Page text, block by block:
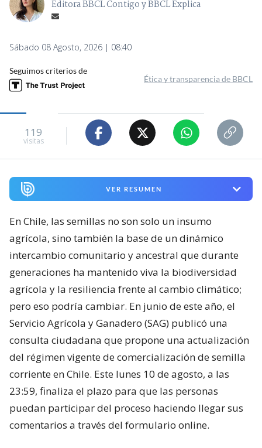
Editora BBCL Contigo y BBCL Explica
Sábado 08 Agosto, 2026 | 08:40
Seguimos criterios de
Ética y transparencia de BBCL
119
visitas
VER RESUMEN
En Chile, las semillas no son solo un insumo
agrícola, sino también la base de un dinámico
intercambio comunitario y ancestral que durante
generaciones ha mantenido viva la biodiversidad
agrícola y la resiliencia frente al cambio climático;
pero eso podría cambiar. En junio de este año, el
Servicio Agrícola y Ganadero (SAG) publicó una
consulta ciudadana que propone una actualización
del régimen vigente de comercialización de semilla
corriente en Chile. Este lunes 10 de agosto, a las
23:59, finaliza el plazo para que las personas
puedan participar del proceso haciendo llegar sus
comentarios a través del formulario online.